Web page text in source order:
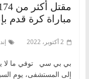
مباراة كرة قدم
2 أكتوبر، 2022
إلى المستشفى، يوم